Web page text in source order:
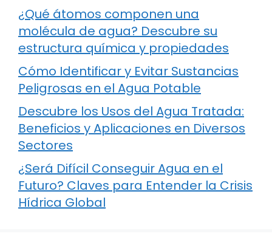
¿Qué átomos componen una
molécula de agua? Descubre su
estructura química y propiedades
Cómo Identificar y Evitar Sustancias
Peligrosas en el Agua Potable
Descubre los Usos del Agua Tratada:
Beneficios y Aplicaciones en Diversos
Sectores
¿Será Difícil Conseguir Agua en el
Futuro? Claves para Entender la Crisis
Hídrica Global